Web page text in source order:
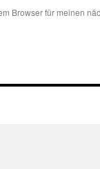
Browser für meinen